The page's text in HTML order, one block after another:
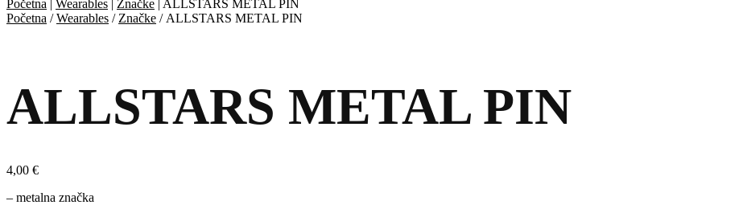
Početna | Wearables | Značke | ALLSTARS METAL PIN
Početna /Wearables / Značke / ALLSTARS METAL PIN
ALLSTARS METAL PIN
4,00 €
– metalna značka